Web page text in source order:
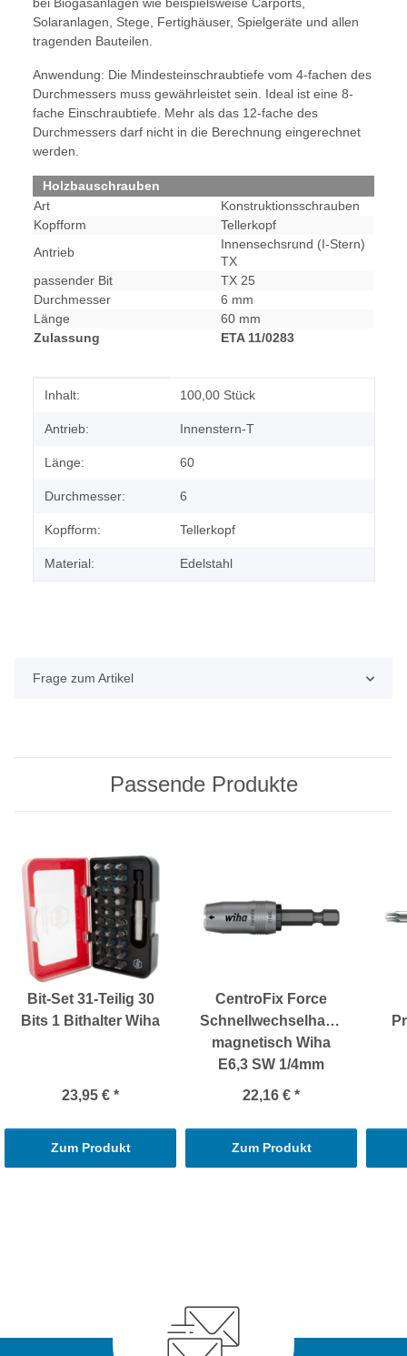
Solaranlagen, Stege, Fertighäuser, Spielgeräte und allen
tragenden Bauteilen.
Anwendung: Die Mindesteinschraubtiefe vom 4-fachen des
Durchmessers muss gewährleistet sein. Ideal ist eine 8-
fache Einschraubtiefe. Mehr als das 12-fache des
Durchmessers darf nicht in die Berechnung eingerechnet
werden.
Holzbauschrauben
Art
Konstruktionsschrauben
Kopfform
Tellerkopf
Antrieb
Innensechsrund (I-Stern)
TX
passender Bit
TX 25
Durchmesser
6 mm
Länge
60 mm
Zulassung
ETA 11/0283
Produkteigenschaft
Wert
Inhalt: 100,00 Stück
Antrieb: Innenstern-T
Länge: 60
Durchmesser: 6
Kopfform: Tellerkopf
Material: Edelstahl
Frage zum Artikel
Passende Produkte
Bit-Set 31-Teilig 30
Bits 1 Bithalter Wiha
23,95 € *
Zum Produkt
CentroFix Force
Schnellwechselhalter
magnetisch Wiha
E6,3 SW 1/4mm
22,16 € *
Zum Produkt